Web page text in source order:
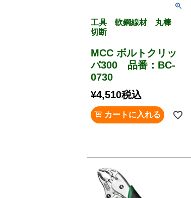
工具 軟鋼線材 丸棒
切断
MCC ボルトクリッ
パ300 品番：BC-
0730
¥4,510税込
カートに入れる